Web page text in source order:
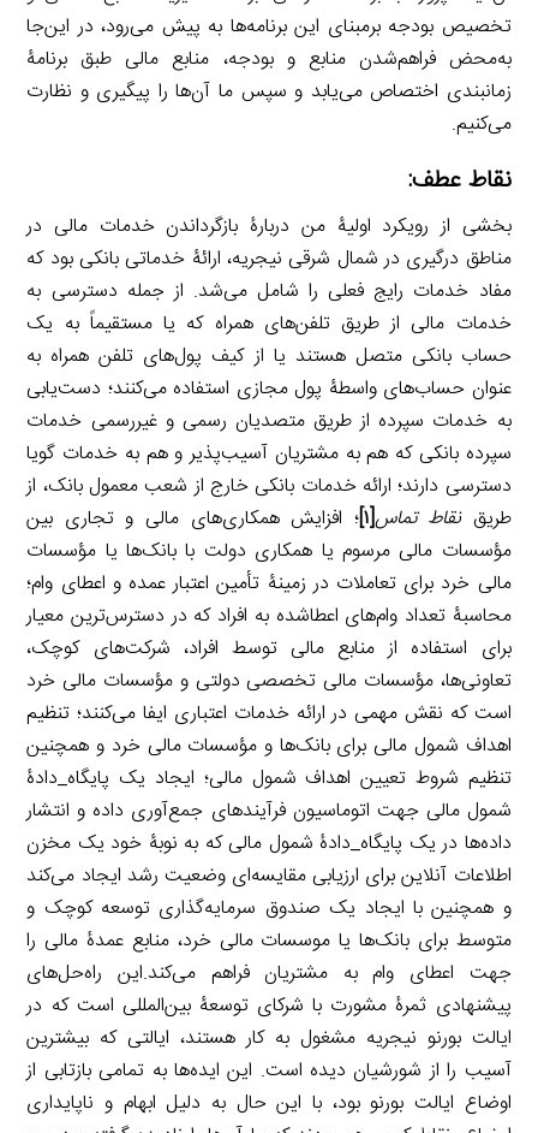
تخصیص بودجه برمبنای این برنامه‌ها به پیش می‌رود، در این‌جا
به‌محض فراهم‌شدن منابع و بودجه، منابع مالی طبق برنامۀ
زمانبندی اختصاص می‌یابد و سپس ما آن‌ها را پیگیری و نظارت
می‌کنیم.
نقاط عطف:
بخشی از رویکرد اولیۀ من دربارۀ بازگرداندن خدمات مالی در
مناطق درگیری در شمال شرقی نیجریه، ارائۀ خدماتی بانکی‌ بود که
مفاد خدمات رایج فعلی را شامل می‌شد. از جمله دسترسی به
خدمات مالی از طریق تلفن‌های همراه که یا مستقیماً به یک
حساب بانکی متصل هستند یا از کیف پول‌های تلفن همراه به
عنوان حساب‌های واسطۀ پول مجازی استفاده می‌کنند؛ دست‌یابی
به خدمات سپرده از طریق متصدیان رسمی و غیررسمی خدمات
سپرده بانکی که هم به مشتریان آسیب‌پذیر و هم به خدمات گویا
دسترسی دارند؛ ارائه خدمات بانکی خارج از شعب معمول بانک، از
طریقنقاط تماس[۱] ؛ افزایش همکاری‌های مالی و تجاری بین
مؤسسات مالی مرسوم یا همکاری دولت با بانک‌ها یا مؤسسات
مالی خرد برای تعاملات در زمینۀ تأمین اعتبار عمده و اعطای وام؛
محاسبۀ تعداد وام‌های اعطاشده به افراد که در دسترس‌ترین معیار
برای استفاده از منابع مالی توسط افراد، شرکت‌های کوچک،
تعاونی‌ها، مؤسسات مالی تخصصی دولتی و مؤسسات مالی خرد
است که نقش مهمی در ارائه خدمات اعتباری ایفا می‌کنند؛ تنظیم
اهداف شمول مالی برای بانک‌ها و مؤسسات مالی خرد و همچنین
تنظیم شروط تعیین اهداف شمول مالی؛ ایجاد یک پایگاه_‌دادۀ
شمول مالی جهت اتوماسیون فرآیندهای جمع‌آوری داده و انتشار
داده‌ها در یک پایگاه_دادۀ شمول مالی که به نوبۀ خود یک مخزن
اطلاعات آنلاین برای ارزیابی مقایسه‌ای وضعیت رشد ایجاد می‌کند
و همچنین با ایجاد یک صندوق سرمایه‌گذاری توسعه کوچک و
متوسط برای بانک‌ها یا موسسات مالی خرد، منابع عمدۀ مالی را
جهت اعطای وام به مشتریان ​​فراهم می‌کند.این راه‌حل‌های
پیشنهادی ثمرۀ مشورت با شرکای توسعۀ بین‌المللی است که در
ایالت بورنو نیجریه مشغول به کار هستند، ایالتی که بیشترین
آسیب را از شورشیان دیده است. این ایده‌ها به تمامی بازتابی از
اوضاع ایالت بورنو بود، با این حال به دلیل ابهام و ناپایداری